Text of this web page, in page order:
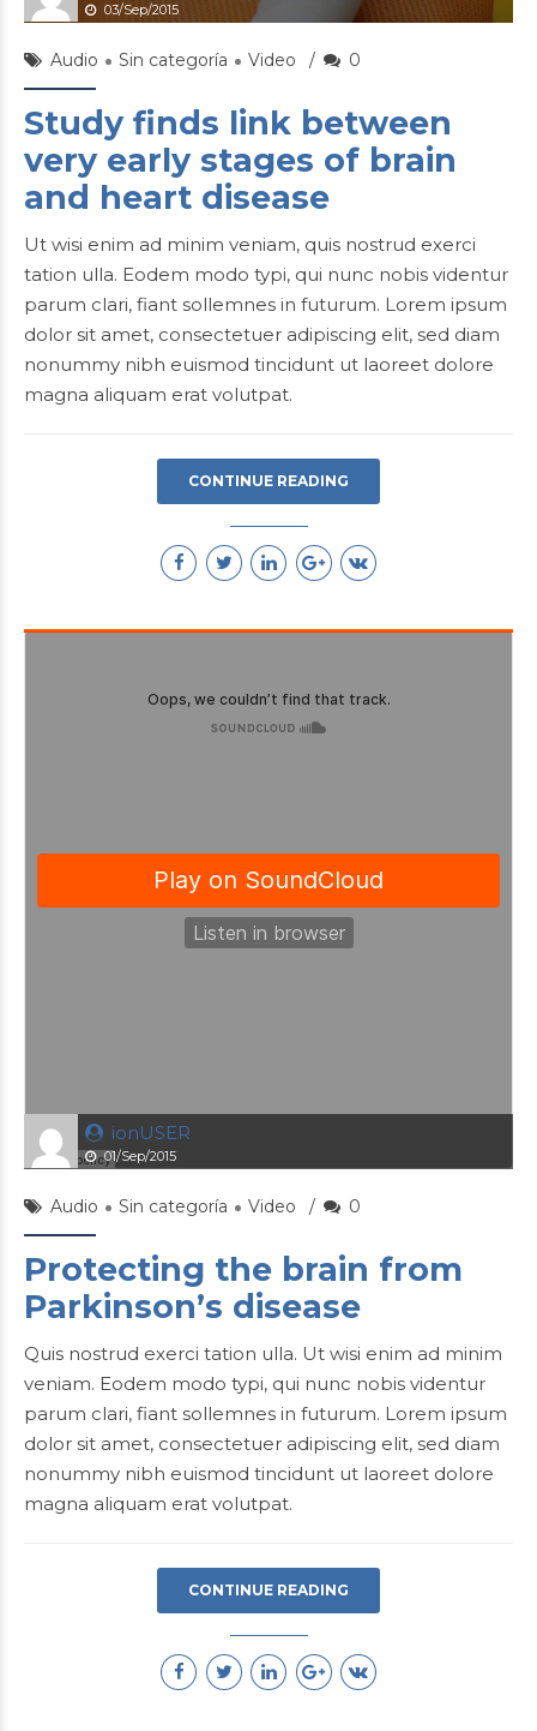
03/Sep/2015
Audio Sin categoría Video 0
Study finds link between
very early stages of brain
and heart disease
Ut wisi enim ad minim veniam, quis nostrud exerci
tation ulla. Eodem modo typi, qui nunc nobis videntur
parum clari, fiant sollemnes in futurum. Lorem ipsum
dolor sit amet, consectetuer adipiscing elit, sed diam
nonummy nibh euismod tincidunt ut laoreet dolore
magna aliquam erat volutpat.
CONTINUE READING
ionUSER
01/Sep/2015
Audio Sin categoría Video 0
Protecting the brain from
Parkinson’s disease
Quis nostrud exerci tation ulla. Ut wisi enim ad minim
veniam. Eodem modo typi, qui nunc nobis videntur
parum clari, fiant sollemnes in futurum. Lorem ipsum
dolor sit amet, consectetuer adipiscing elit, sed diam
nonummy nibh euismod tincidunt ut laoreet dolore
magna aliquam erat volutpat.
CONTINUE READING